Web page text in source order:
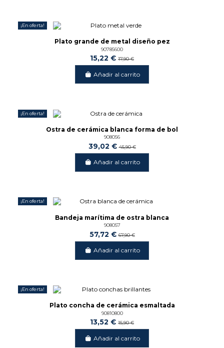
¡En oferta!
Plato grande de metal diseño pez
90785600
15,22 € 17,90 €
Añadir al carrito
¡En oferta!
Ostra de cerámica blanca forma de bol
908056
39,02 €45,90 €
Añadir al carrito
¡En oferta!
Bandeja marítima de ostra blanca
908057
57,72 €67,90 €
Añadir al carrito
¡En oferta!
Plato concha de cerámica esmaltada
90810800
13,52 € 15,90 €
Añadir al carrito